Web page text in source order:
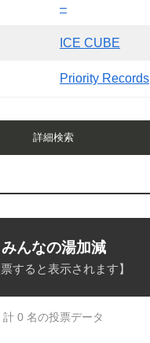
–
ICE CUBE
Priority Records
詳細検索
みんなの湯加減
票すると表示されます】
計 0 名の投票データ